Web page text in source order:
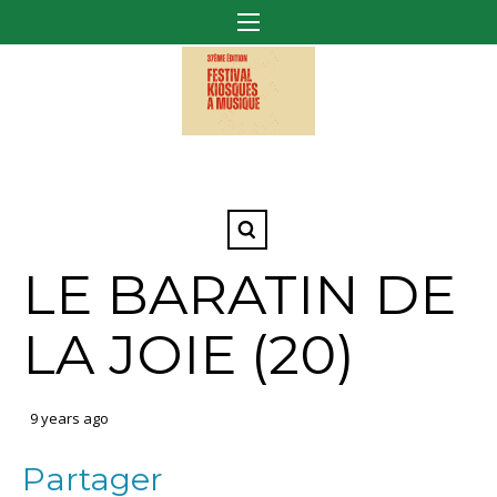
LE BARATIN DE
LA JOIE (20)
9 years ago
Partager